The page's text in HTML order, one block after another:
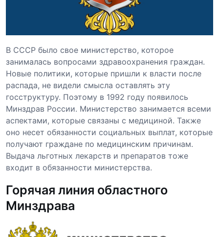
В СССР было свое министерство, которое
занималась вопросами здравоохранения граждан.
Новые политики, которые пришли к власти после
распада, не видели смысла оставлять эту
госструктуру. Поэтому в 1992 году появилось
Минздрав России. Министерство занимается всеми
аспектами, которые связаны с медициной. Также
оно несет обязанности социальных выплат, которые
получают граждане по медицинским причинам.
Выдача льготных лекарств и препаратов тоже
входит в обязанности министерства.
Горячая линия областного
Минздрава